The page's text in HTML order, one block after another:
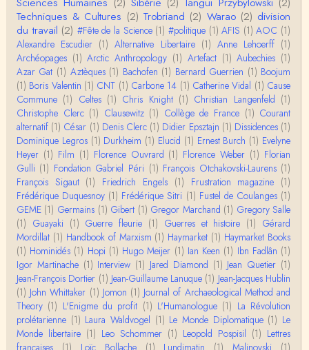
Yves Le Dantec
En effet, par "hiérarchie" j'entendais surtout ce que
tu entends dans ton second point…
Claude Julien
« Nous n’avons pas cessé, de toute évidence, d’êt
re ‘ethnocentriques’. Mais nous n’en sommes pas m
oi…
Christophe Darmangeat
Encore une fois, l'histoire de la hiérarchie ne me s
emble pas être le bon angle de discussion – …
Christophe Darmangeat
Évidemment, de toute façon c'est toujours de ma f
aute. ;-)
Damian
Merci de ta réponse ! Pour les pénis, c'est de cell
es qu'on écarte, car dans une société pat…
Yves Le Dantec
Affligeant, ce documentaire. Ca me fait me deman
der : est-ce que tenter de revoir l'histoire des…
Boudjemaa Sedira
Techniques & Cultures (2) Trobriand (2) Warao (2) division
du travail (2) #Fête de la Science (1) #politique (1) AFIS (1) AOC (1)
Alexandre Escudier (1) Alternative Libertaire (1) Anne Lehoerff (1)
Archéopages (1) Arctic Anthropology (1) Artefact (1) Aubechies (1)
Azar Gat (1) Aztèques (1) Bachofen (1) Bernard Guerrien (1) Boojum
(1) Boris Valentin (1) CNT (1) Carbone 14 (1) Catherine Vidal (1) Cause
Commune (1) Celtes (1) Chris Knight (1) Christian Langenfeld (1)
Christophe Clerc (1) Clausewitz (1) Collège de France (1) Courant
alternatif (1) César (1) Denis Clerc (1) Didier Epsztajn (1) Dissidences (1)
Dominique Legros (1) Durkheim (1) Elucid (1) Ernest Burch (1) Evelyne
Heyer (1) Film (1) Florence Ouvrard (1) Florence Weber (1) Florian
Gulli (1) Fondation Gabriel Péri (1) François Otchakovski-Laurens (1)
François Sigaut (1) Friedrich Engels (1) Frustration magazine (1)
Frédérique Duquesnoy (1) Frédérique Sitri (1) Fustel de Coulanges (1)
GEME (1) Germains (1) Gibert (1) Gregor Marchand (1) Gregory Salle
(1) Guayaki (1) Guerre fleurie (1) Guerres et histoire (1) Gérard
Mordillat (1) Handbook of Marxism (1) Haymarket (1) Haymarket Books
(1) Hominidés (1) Hopi (1) Hugo Meijer (1) Ian Keen (1) Ibn Fadlân (1)
Igor Martinache (1) Interview (1) Jared Diamond (1) Jean Quetier (1)
Jean-François Dortier (1) Jean-Guillaume Lanuque (1) Jean-Jacques Hublin
(1) John Whittaker (1) Jomon (1) Journal of Archaeological Method and
Theory (1) L'Enigme du profit (1) L'Humanologue (1) La Révolution
prolétarienne (1) Laura Waldvogel (1) Le Monde Diplomatique (1) Le
Monde libertaire (1) Leo Schommer (1) Leopold Pospisil (1) Lettres
françaises
(1) Loïc Bollache (1) Lundimatin (1) Malinovski
(1)